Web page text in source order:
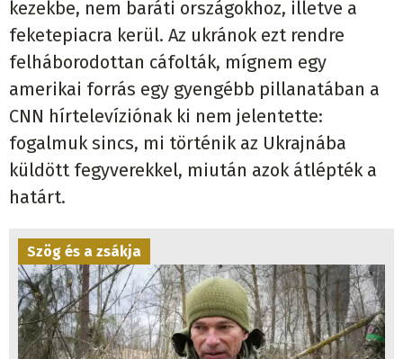
feketepiacra kerül. Az ukránok ezt rendre
felháborodottan cáfolták, mígnem egy
amerikai forrás egy gyengébb pillanatában a
CNN hírtelevíziónak ki nem jelentette:
fogalmuk sincs, mi történik az Ukrajnába
küldött fegyverekkel, miután azok átlépték a
határt.